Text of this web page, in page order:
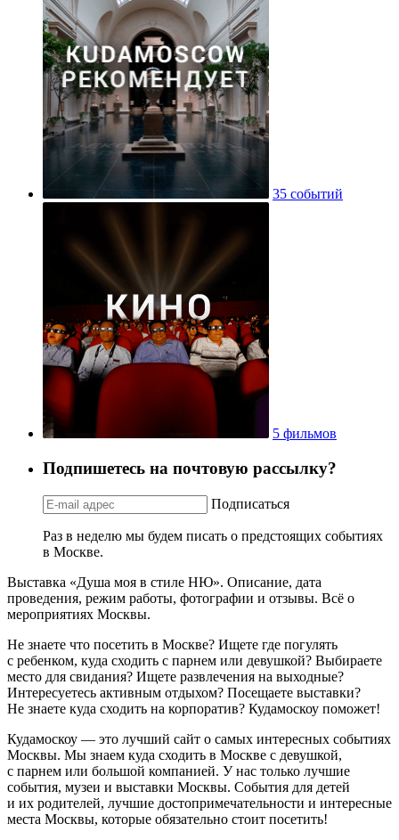
35 событий
5 фильмов
Подпишетесь на почтовую рассылку?
Подписаться
Раз в неделю мы будем писать о предстоящих событиях
в Москве.
Выставка «Душа моя в стиле НЮ». Описание, дата
проведения, режим работы, фотографии и отзывы. Всё о
мероприятиях Москвы.
Не знаете что посетить в Москве? Ищете где погулять
с ребенком, куда сходить с парнем или девушкой? Выбираете
место для свидания? Ищете развлечения на выходные?
Интересуетесь активным отдыхом? Посещаете выставки?
Не знаете куда сходить на корпоратив? Кудамоскоу поможет!
Кудамоскоу — это лучший сайт о самых интересных событиях
Москвы. Мы знаем куда сходить в Москве с девушкой,
с парнем или большой компанией. У нас только лучшие
события, музеи и выставки Москвы. События для детей
и их родителей, лучшие достопримечательности и интересные
места Москвы, которые обязательно стоит посетить!